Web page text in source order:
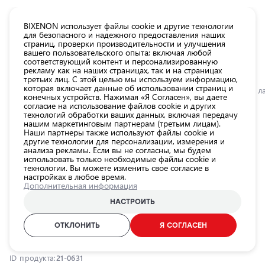
Главная Категории Магазин Лампы для автомобильных фар LED
Лампа дальнего и ближнего
света для мотоциклов H7 H18, 12V,
16W, 6500K, серия LEDriving HLM
OSRAM / 21-0631 / 6500K - холодный белый / H18 / OSRAM
LEDriving HLM EASY
ID продукта:21-0631
Все
товары
магазина
Магазин
Лампы для
автомобильных
Внешнее
освещение
автомобиля
Освещение
автомобиля
Аксессуары
освещения
BIXENON использует файлы cookie и другие технологии
для безопасного и надежного предоставления наших
страниц, проверки производительности и улучшения
вашего пользовательского опыта; включая любой
соответствующий контент и персонализированную
рекламу как на наших страницах, так и на страницах
третьих лиц. С этой целью мы используем информацию,
которая включает данные об использовании страниц и
конечных устройств. Нажимая «Я Согласен», вы даете
согласие на использование файлов cookie и других
технологий обработки ваших данных, включая передачу
нашим маркетинговым партнерам (третьим лицам).
Наши партнеры также используют файлы cookie и
другие технологии для персонализации, измерения и
анализа рекламы. Если вы не согласны, мы будем
использовать только необходимые файлы cookie и
технологии. Вы можете изменить свое согласие в
настройках в любое время.
Дополнительная информация
НАСТРОИТЬ
ОТКЛОНИТЬ Я СОГЛАСЕН